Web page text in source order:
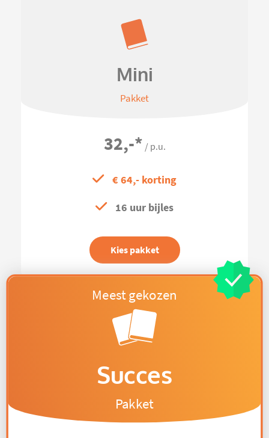
Mini
Pakket
32,-* / p.u.
€ 64,- korting
16 uur bijles
Kies pakket
Succes
Pakket